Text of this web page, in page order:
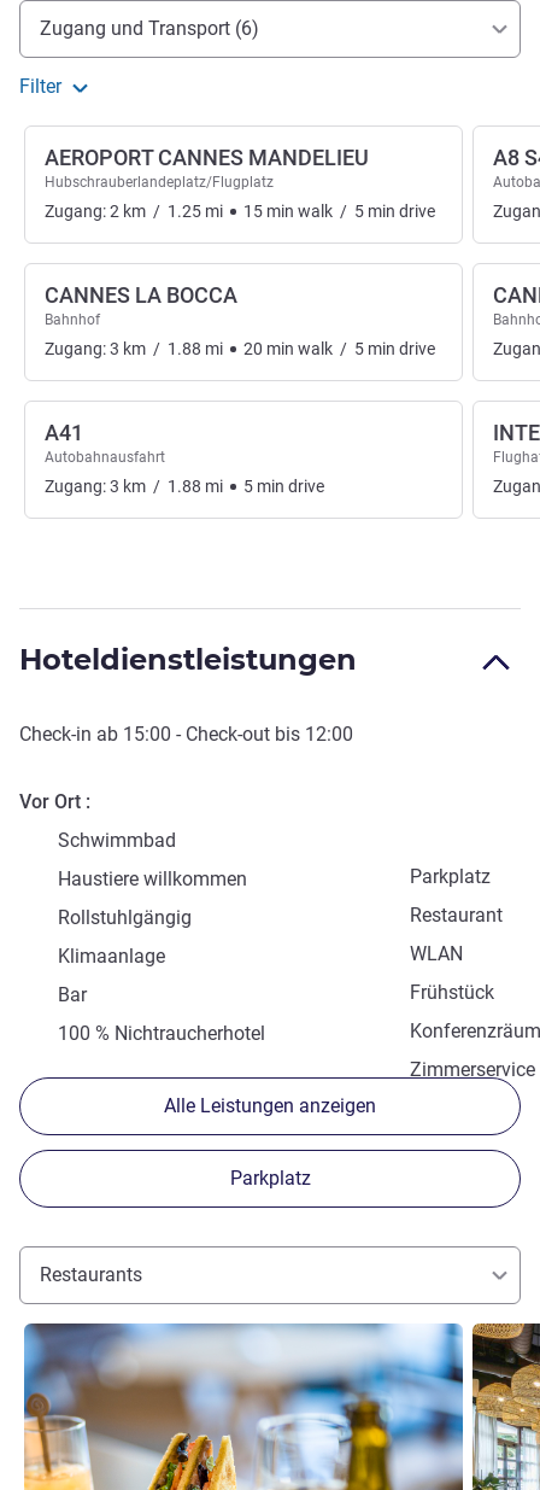
Erreichbarkeit und Anbindung
Zugang und Transport (6)
Filter
AEROPORT CANNES MANDELIEU
Hubschrauberlandeplatz/Flugplatz
Zugang:2 km / 1.25 mi 15 min walk / 5 min drive
CANNES LA BOCCA
Bahnhof
Zugang:3 km / 1.88 mi 20 min walk / 5 min drive
A41
Autobahnausfahrt
Zugang:3 km / 1.88 mi 5 min drive
A8
Hoteldienstleistungen
Check-in ab 15:00 - Check-out bis 12:00
Vor Ort
Schwimmbad
Parkplatz
Haustiere willkommen
Restaurant
Rollstuhlgängig
WLAN
Klimaanlage
Frühstück
Bar
100 % Nichtraucherhotel
Zimmerservice
Alle Leistungen anzeigen
Parkplatz
Restaurants
Details ansehen Details